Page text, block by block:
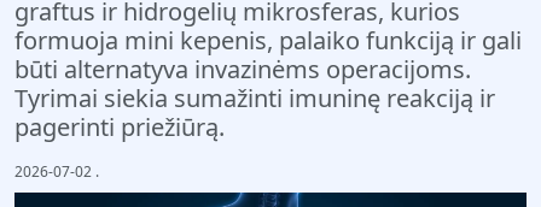
graftus ir hidrogelių mikrosferas, kurios
formuoja mini kepenis, palaiko funkciją ir gali
būti alternatyva invazinėms operacijoms.
Tyrimai siekia sumažinti imuninę reakciją ir
pagerinti priežiūrą.
2026-07-02 .